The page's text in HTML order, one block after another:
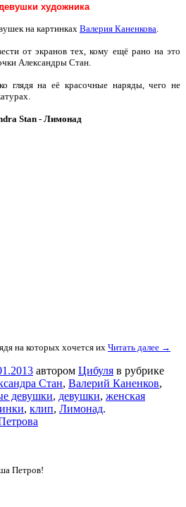
художника
на картинках Валерия Каненкова
от экранов тех, кому ещё рано на это
Александры Стан.
глядя на её красочные наряды, чего не
Stan - Лимонад
на которых хочется их Читать далее →
автором Цибуля в рубрике
Стан, Валерий Каненков,
девушки, девушки, женская
, клип, Лимонад.
Петров!